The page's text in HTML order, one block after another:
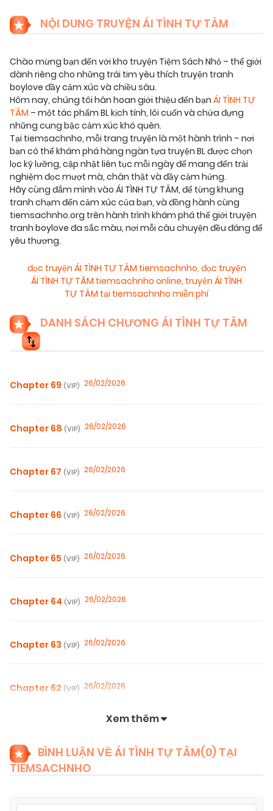
NỘI DUNG TRUYỆN ÁI TÌNH TỰ TÂM
Chào mừng bạn đến với kho truyện Tiệm Sách Nhỏ – thế giới
dành riêng cho những trái tim yêu thích truyện tranh
boylove đầy cảm xúc và chiều sâu.
Hôm nay, chúng tôi hân hoan giới thiệu đến bạn ÁI TÌNH TỰ
TÂM – một tác phẩm BL kịch tính, lôi cuốn và chứa đựng
những cung bậc cảm xúc khó quên.
Tại tiemsachnho, mỗi trang truyện là một hành trình – nơi
bạn có thể khám phá hàng ngàn tựa truyện BL được chọn
lọc kỹ lưỡng, cập nhật liên tục mỗi ngày để mang đến trải
nghiệm đọc mượt mà, chân thật và đầy cảm hứng.
Hãy cùng đắm mình vào ÁI TÌNH TỰ TÂM, để từng khung
tranh chạm đến cảm xúc của bạn, và đồng hành cùng
tiemsachnho.org trên hành trình khám phá thế giới truyện
tranh boylove đa sắc màu, nơi mỗi câu chuyện đều đáng để
yêu thương.
đọc truyện ÁI TÌNH TỰ TÂM tiemsachnho, đọc truyện
ÁI TÌNH TỰ TÂM tiemsachnho online, truyện ÁI TÌNH
TỰ TÂM tại tiemsachnho miễn phí
DANH SÁCH CHƯƠNG ÁI TÌNH TỰ TÂM
Chapter 69 (VIP) 26/02/2026
Chapter 68 (VIP) 26/02/2026
Chapter 67 (VIP) 26/02/2026
Chapter 66 (VIP) 26/02/2026
Chapter 65 (VIP) 26/02/2026
Chapter 64 (VIP) 26/02/2026
Chapter 63 (VIP) 26/02/2026
Chapter 62 (VIP) 26/02/2026
Chapter 60 (VIP) 26/02/2026
Xem thêm
BÌNH LUẬN VỀ ÁI TÌNH TỰ TÂM(0) TẠI
TIEMSACHNHO